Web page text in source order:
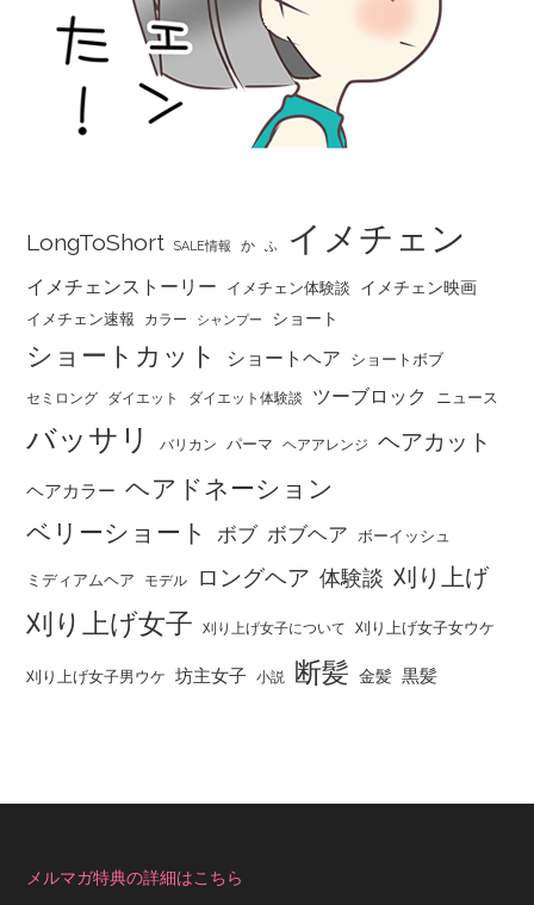
LongToShort SALE情報 か ふ イメチェン
イメチェンストーリー イメチェン体験談 イメチェン映画
イメチェン速報 カラー シャンプー ショート
ショートカット ショートヘア ショートボブ
セミロング ダイエット ダイエット体験談 ツーブロック ニュース
バッサリ バリカン パーマ ヘアアレンジ ヘアカット
ヘアカラー ヘアドネーション
ベリーショート
ボブ ボブヘア ボーイッシュ
ミディアムヘア モデル ロングヘア 体験談 刈り上げ
刈り上げ女子 刈り上げ女子について 刈り上げ女子女ウケ
刈り上げ女子男ウケ 坊主女子 小説 断髪 金髪 黒髪
メルマガ特典の詳細はこちら